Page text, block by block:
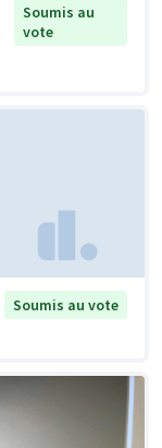
Soumis au
vote
Soumis au vote